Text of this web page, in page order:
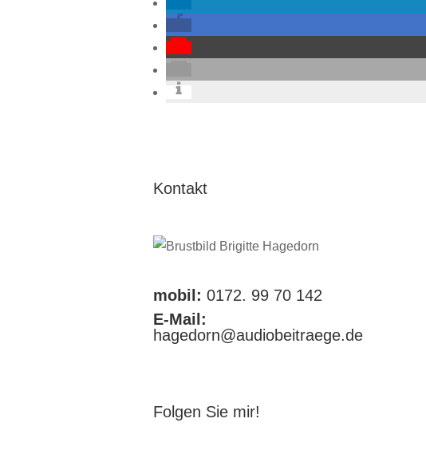
Kontakt
mobil: 0172. 99 70 142
E-Mail:
hagedorn@audiobeitraege.de
Folgen Sie mir!